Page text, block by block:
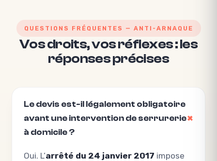
QUESTIONS FRÉQUENTES — ANTI-ARNAQUE
Vos droits, vos réflexes : les
réponses précises
Le devis est-il légalement obligatoire
avant une intervention de serrurerie
à domicile ?
Oui. L’arrêté du 24 janvier 2017 impose